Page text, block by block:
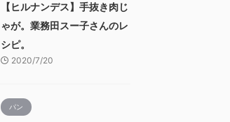
【ヒルナンデス】手抜き肉じ
ゃが。業務田スー子さんのレ
シピ。
2020/7/20
パン